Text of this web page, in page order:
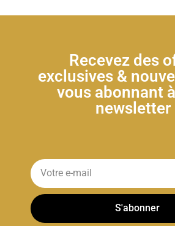
Recevez des
exclusives &
vous abonnant
newsletter
S'abonner